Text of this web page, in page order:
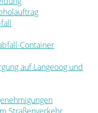
Container
auf Langeoog und